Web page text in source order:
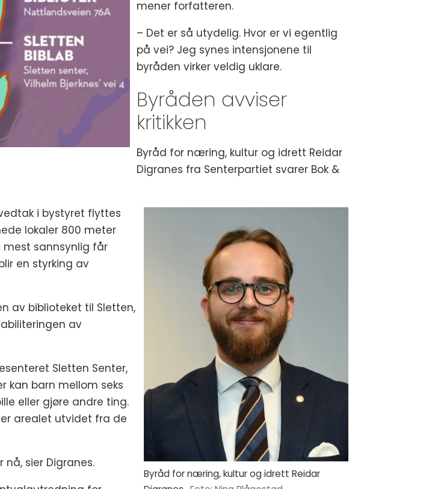
mener forfatteren.
– Det er så utydelig. Hvor er vi egentlig
på vei? Jeg synes intensjonene til
byråden virker veldig uklare.
Byråden avviser
kritikken
Byråd for næring, kultur og idrett Reidar
Digranes fra Senterpartiet svarer Bok &
Byråd for næring, kultur og idrett Reidar
i bystyret flyttes
lokaler 800 meter
mest sannsynlig får
en styrking av
av biblioteket til Sletten,
av
Sletten Senter,
kan barn mellom seks
eller gjøre andre ting.
arealet utvidet fra de
sier Digranes.